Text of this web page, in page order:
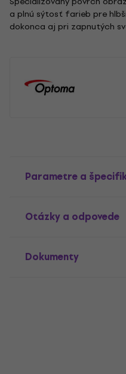
a plnú sýtosť farieb pre
dokonca aj pri zapnutých
Parametre a
Otázky a odpovede
Dokumenty